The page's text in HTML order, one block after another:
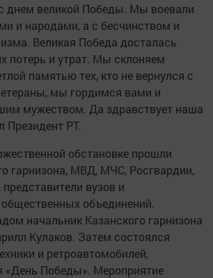
днем великой Победы. Мы воевали
и народами, а с бесчинством и
Великая Победа досталась
потерь и утрат. Мы склоняем
памятью тех, кто не вернулся с
мы гордимся вами и
мужеством. Да здравствует наша
Президент РТ.
обстановке прошли
гарнизона, МВД, МЧС, Росгвардии,
вузов и
общественных объединений.
начальник Казанского гарнизона
Кулаков. Затем состоялся
и ретроавтомобилей,
«День Победы». Мероприятие